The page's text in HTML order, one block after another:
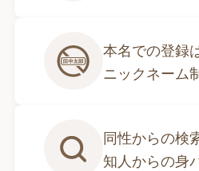
本名での登録
ニックネーム
同性からの検
知人からの身